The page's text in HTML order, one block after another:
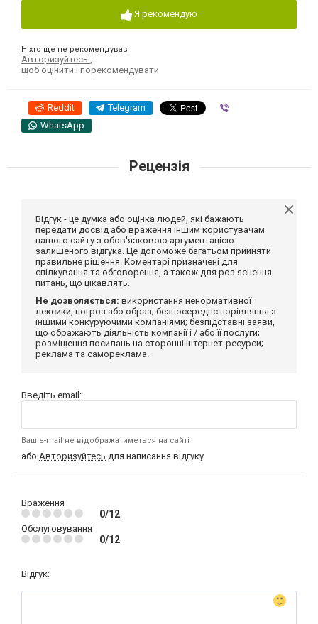
Я рекомендую
Ніхто ще не рекомендував
Авторизуйтесь
щоб оцінити і порекомендувати
Reddit Telegram
WhatsApp
Рецензія
Відгук - це думка або оцінка людей, які бажають
передати досвід або враження іншим користувачам
нашого сайту з обов'язковою аргументацією
залишеного відгука. Це допоможе багатьом прийняти
правильне рішення. Коментарі призначені для
спілкування та обговорення, а також для роз'яснення
питань, що цікавлять.
Не дозволяється: використання ненормативної
лексики, погроз або образ; безпосереднє порівняння з
іншими конкуруючими компаніями; безпідставні заяви,
що ображають діяльність компанії і / або її послуги;
розміщення посилань на сторонні інтернет-ресурси;
реклама та самореклама.
Введіть email:
Ваш e-mail не відображатиметься на сайті
або Авторизуйтесь для написання відгуку
Враження
0/12
Обслуговування
0/12
Відгук: